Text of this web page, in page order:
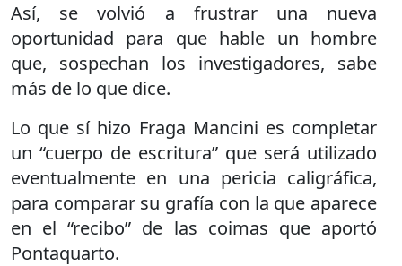
Así, se volvió a frustrar una nueva
oportunidad para que hable un hombre
que, sospechan los investigadores, sabe
más de lo que dice.
Lo que sí hizo Fraga Mancini es completar
un “cuerpo de escritura” que será utilizado
eventualmente en una pericia caligráfica,
para comparar su grafía con la que aparece
en el “recibo” de las coimas que aportó
Pontaquarto.